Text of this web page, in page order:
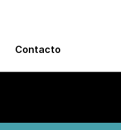
Contacto